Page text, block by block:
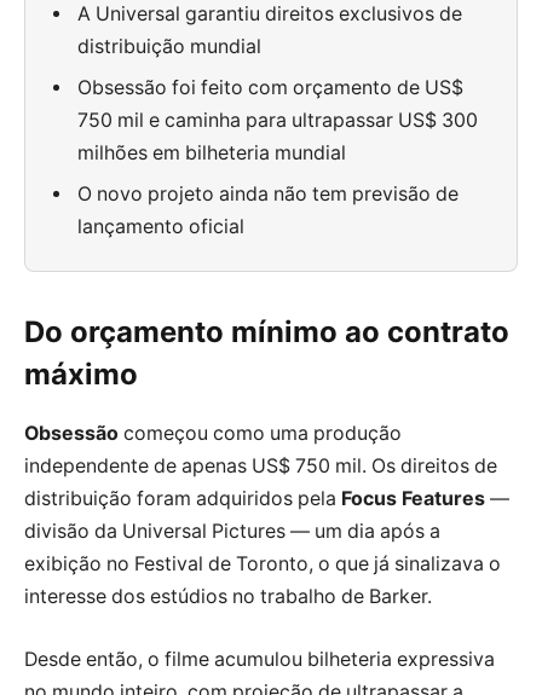
A Universal garantiu direitos exclusivos de
distribuição mundial
Obsessão foi feito com orçamento de US$
750 mil e caminha para ultrapassar US$ 300
milhões em bilheteria mundial
O novo projeto ainda não tem previsão de
lançamento oficial
Do orçamento mínimo ao contrato
máximo
Obsessão começou como uma produção
independente de apenas US$ 750 mil. Os direitos de
distribuição foram adquiridos pela Focus Features —
divisão da Universal Pictures — um dia após a
exibição no Festival de Toronto, o que já sinalizava o
interesse dos estúdios no trabalho de Barker.
Desde então, o filme acumulou bilheteria expressiva